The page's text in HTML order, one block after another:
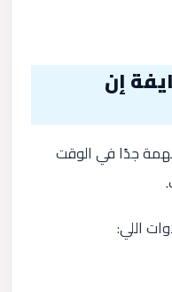
إن
جدًا في الوقت
اللي: